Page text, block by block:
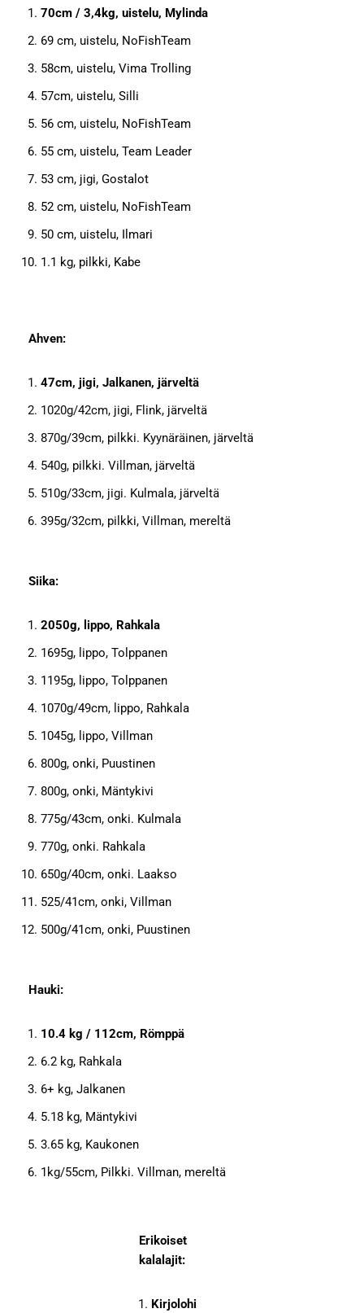
70cm / 3,4kg, uistelu, Mylinda
69 cm, uistelu, NoFishTeam
58cm, uistelu, Vima Trolling
57cm, uistelu, Silli
56 cm, uistelu, NoFishTeam
55 cm, uistelu, Team Leader
53 cm, jigi, Gostalot
52 cm, uistelu, NoFishTeam
50 cm, uistelu, Ilmari
1.1 kg, pilkki, Kabe
Ahven:
47cm, jigi, Jalkanen, järveltä
1020g/42cm, jigi, Flink, järveltä
870g/39cm, pilkki. Kyynäräinen, järveltä
540g, pilkki. Villman, järveltä
510g/33cm, jigi. Kulmala, järveltä
395g/32cm, pilkki, Villman, mereltä
Siika:
2050g, lippo, Rahkala
1695g, lippo, Tolppanen
1195g, lippo, Tolppanen
1070g/49cm, lippo, Rahkala
1045g, lippo, Villman
800g, onki, Puustinen
800g, onki, Mäntykivi
775g/43cm, onki. Kulmala
770g, onki. Rahkala
650g/40cm, onki. Laakso
525/41cm, onki, Villman
500g/41cm, onki, Puustinen
Hauki:
10.4 kg / 112cm, Römppä
6.2 kg, Rahkala
6+ kg, Jalkanen
5.18 kg, Mäntykivi
3.65 kg, Kaukonen
1kg/55cm, Pilkki. Villman, mereltä
Erikoiset
kalalajit:
Kirjolohi